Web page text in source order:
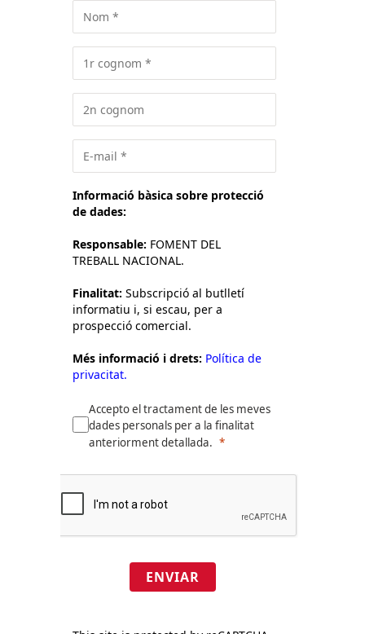
Informació bàsica sobre protecció
de dades:
Responsable: FOMENT DEL
TREBALL NACIONAL.
Finalitat: Subscripció al butlletí
informatiu i, si escau, per a
prospecció comercial.
Més informació i drets: Política de
privacitat.
Accepto el tractament de les meves
dades personals per a la finalitat
anteriorment detallada.
ENVIAR